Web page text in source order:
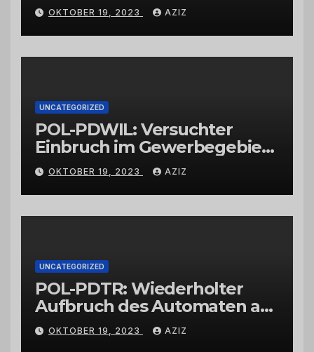
OKTOBER 19, 2023 AZIZ
UNCATEGORIZED
POL-PDWIL: Versuchter
Einbruch im Gewerbegebiet
Wittlich
OKTOBER 19, 2023 AZIZ
UNCATEGORIZED
POL-PDTR: Wiederholter
Aufbruch des Automaten am
Wohnmobilstellplatz in
Hermeskeil am Labachweg
OKTOBER 19, 2023 AZIZ